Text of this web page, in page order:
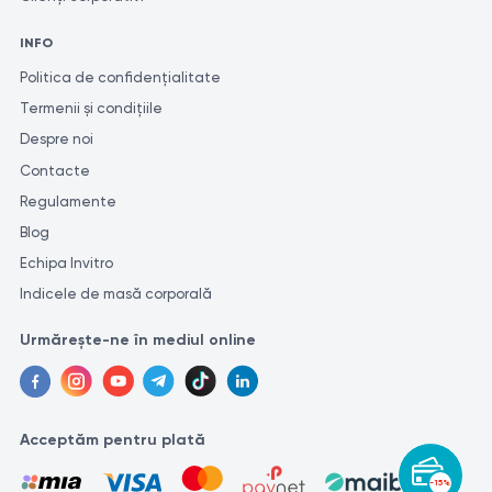
-15%
INFO
Politica de confidențialitate
Termenii și condițiile
Despre noi
Contacte
Regulamente
Blog
Echipa Invitro
Indicele de masă corporală
Urmărește-ne în mediul online
Acceptăm pentru plată